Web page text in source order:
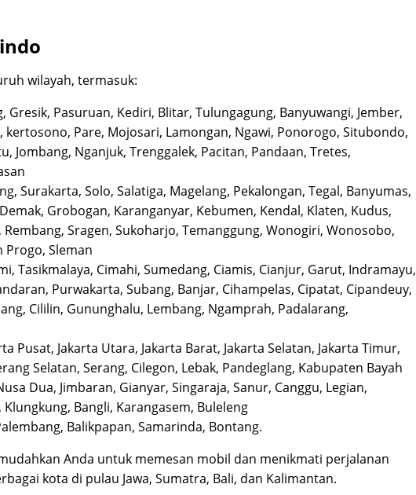
wilayah, termasuk:
Gresik, Pasuruan, Kediri, Blitar, Tulungagung, Banyuwangi, Jember,
Pare, Mojosari, Lamongan, Ngawi, Ponorogo, Situbondo,
Jombang, Nganjuk, Trenggalek, Pacitan, Pandaan, Tretes,
Surakarta, Solo, Salatiga, Magelang, Pekalongan, Tegal, Banyumas,
Grobogan, Karanganyar, Kebumen, Kendal, Klaten, Kudus,
Sragen, Sukoharjo, Temanggung, Wonogiri, Wonosobo,
Progo, Sleman
Tasikmalaya, Cimahi, Sumedang, Ciamis, Cianjur, Garut, Indramayu,
Purwakarta, Subang, Banjar, Cihampelas, Cipatat, Cipandeuy,
Cililin, Gununghalu, Lembang, Ngamprah, Padalarang,
Pusat, Jakarta Utara, Jakarta Barat, Jakarta Selatan, Jakarta Timur,
Selatan, Serang, Cilegon, Lebak, Pandeglang, Kabupaten Bayah
Dua, Jimbaran, Gianyar, Singaraja, Sanur, Canggu, Legian,
Bangli, Karangasem, Buleleng
Balikpapan, Samarinda, Bontang.
Anda untuk memesan mobil dan menikmati perjalanan
kota di pulau Jawa, Sumatra, Bali, dan Kalimantan.